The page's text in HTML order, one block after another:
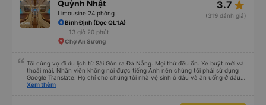
Quỳnh Nhật
Limousine 24 phòng
3.7 star_rate
(319 đánh giá)
Bình Định (Dọc QL1A)
13 giờ 20 phút
Chợ An Sương
Tôi cùng vợ đi du lịch từ Sài Gòn ra Đà Nẵng. Mọi thứ đều ổn. Xe buýt mới và
thoải mái. Nhân viên không nói được tiếng Anh nên chúng tôi phải sử dụng
Google Translate. Họ chỉ cho chúng tôi nhà vệ sinh ở đâu và ăn uống ở đâu.
Xe buýt dừng 4 lần trong chuyến đi 16 giờ của chúng tôi. Chúng tôi đến sớm
Xem thêm